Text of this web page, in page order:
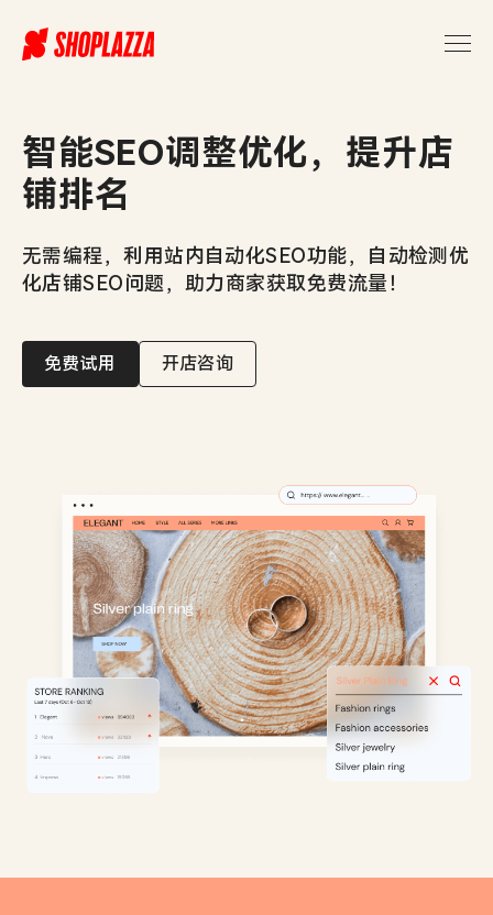
智能SEO调整优化，提升店
铺排名
无需编程，利用站内自动化SEO功能，自动检测优
化店铺SEO问题，助力商家获取免费流量！
免费试用 开店咨询